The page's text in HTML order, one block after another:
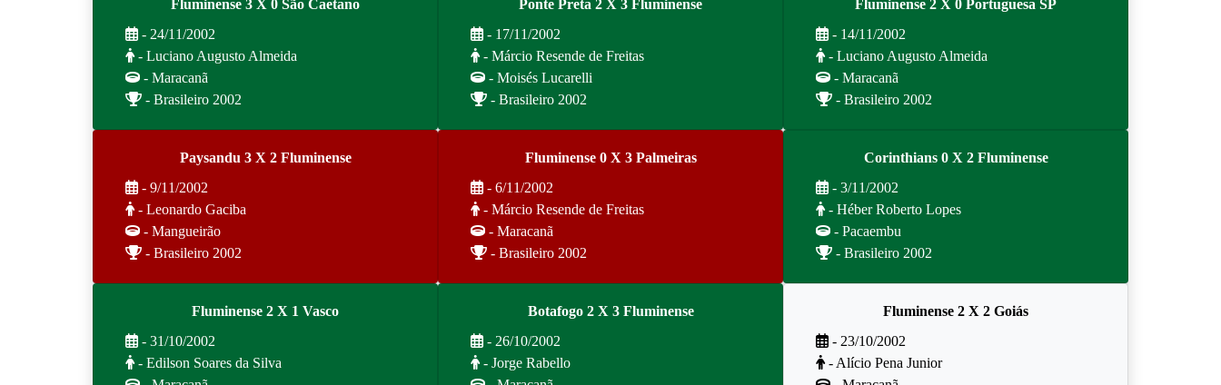
Fluminense 3 X 0 São Caetano
- 24/11/2002
- Luciano Augusto Almeida
- Maracanã
- Brasileiro 2002
Ponte Preta 2 X 3 Fluminense
- 17/11/2002
- Márcio Resende de Freitas
- Moisés Lucarelli
- Brasileiro 2002
Fluminense 2 X 0 Portuguesa SP
- 14/11/2002
- Luciano Augusto Almeida
- Maracanã
- Brasileiro 2002
Paysandu 3 X 2 Fluminense
- 9/11/2002
- Leonardo Gaciba
- Mangueirão
- Brasileiro 2002
Fluminense 0 X 3 Palmeiras
- 6/11/2002
- Márcio Resende de Freitas
- Maracanã
- Brasileiro 2002
Corinthians 0 X 2 Fluminense
- 3/11/2002
- Héber Roberto Lopes
- Pacaembu
- Brasileiro 2002
Fluminense 2 X 1 Vasco
- 31/10/2002
- Edilson Soares da Silva
Botafogo 2 X 3 Fluminense
- 26/10/2002
- Jorge Rabello
Fluminense 2 X 2 Goiás
- 23/10/2002
- Alício Pena Junior